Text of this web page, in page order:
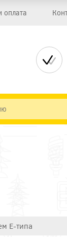
оплата
E-типа